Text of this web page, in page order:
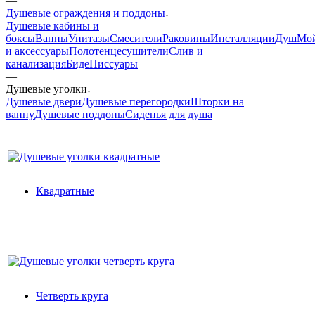
Душевые ограждения и поддоны
Душевые кабины и
боксыВанныУнитазыСмесителиРаковиныИнсталляцииДуш
и аксессуарыПолотенцесушителиСлив и
канализацияБидеПиссуары
—
Душевые уголки
Душевые двериДушевые перегородкиШторки на
ваннуДушевые поддоныСиденья для душа
Квадратные
Четверть круга